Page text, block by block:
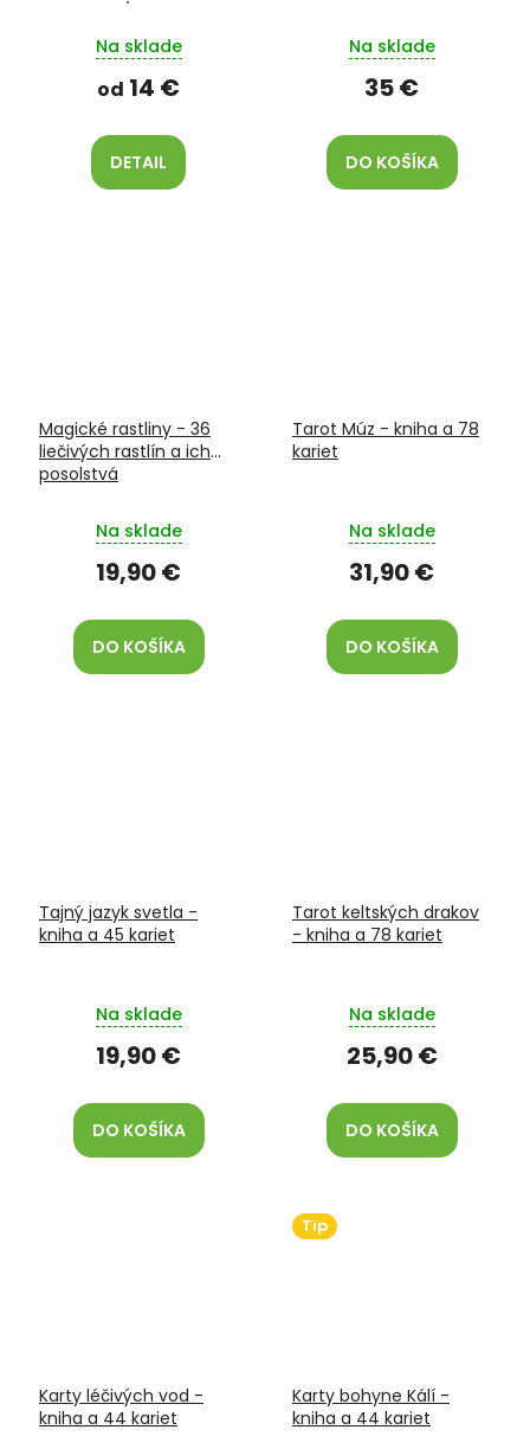
Na sklade
od 14 €
DETAIL
Na sklade
35 €
DO KOŠÍKA
Magické rastliny - 36
liečivých rastlín a ich
posolstvá
Na sklade
19,90 €
DO KOŠÍKA
Tarot Múz - kniha a 78
kariet
Na sklade
31,90 €
DO KOŠÍKA
Tajný jazyk svetla -
kniha a 45 kariet
Na sklade
19,90 €
DO KOŠÍKA
Tarot keltských drakov
- kniha a 78 kariet
Na sklade
25,90 €
DO KOŠÍKA
Karty léčivých vod -
kniha a 44 kariet
Tip
Karty bohyne Kálí -
kniha a 44 kariet